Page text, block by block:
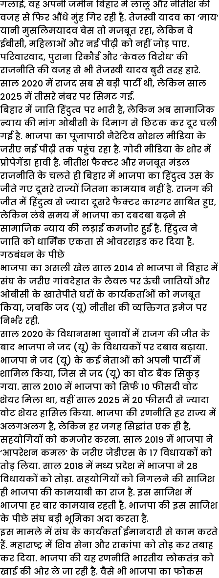
गलाई, वह अपनी जमीन बिहार में लालू और नीतीश की
वजह से फिर औंधे मुंह गिर रही है. तेजस्वी यादव का ‘माय’
यानी मुसलिमयादव बेस तो मजबूत रहा, लेकिन वे
ईबीसी, महिलाओं और नई पीढ़ी को नहीं जोड़ पाए.
परिवारवाद, पुराना रिकौर्ड और ‘केवल विरोध’ की
राजनीति की वजह से भी तेजस्वी यादव बुरी तरह हारे.
साल 2020 में राजद सब से बड़ी पार्टी थी, लेकिन साल
2025 में तीसरे नंबर पर सिमट गई.
बिहार में जाति हिंदुत्व पर भारी है, लेकिन अब सामाजिक
न्याय की मांग ओबीसी के दिमाग से छिटक कर दूर चली
गई है. भाजपा का पूजापाठी नैरेटिव सोशल मीडिया के
जरीए नई पीढ़ी तक पहुंच रहा है. गोदी मीडिया के शोर में
प्रोपेगेंडा हावी है. नीतीश फैक्टर और मजबूत मंडल
राजनीति के चलते ही बिहार में भाजपा का हिंदुत्व उस के
जीते गए दूसरे राज्यों जितना कामयाब नहीं है. राजग की
जीत में हिंदुत्व से ज्यादा दूसरे फैक्टर कारगर साबित हुए,
लेकिन लंबे समय में भाजपा का दबदबा बढ़ने से
सामाजिक न्याय की लड़ाई कमजोर हुई है. हिंदुत्व ने
जाति को धार्मिक एकता से ओवरराइड कर दिया है.
गठबंधन के पीछे
भाजपा का असली खेल साल 2014 से भाजपा ने बिहार में
संघ के जरीए गांवदेहात के लैवल पर ऊंची जातियों और
ओबीसी के खातेपीते घरों के कार्यकर्ताओं को मजबूत
किया, जबकि जद (यू) नीतीश की व्यक्तिगत इमेज पर
निर्भर रही.
साल 2020 के विधानसभा चुनावों में राजग की जीत के
बाद भाजपा ने जद (यू) के विधायकों पर दबाव बढ़ाया.
भाजपा ने जद (यू) के कई नेताओं को अपनी पार्टी में
शामिल किया, जिस से जद (यू) का वोट बैंक सिकुड़
गया. साल 2010 में भाजपा को सिर्फ 10 फीसदी वोट
शेयर मिला था, वहीं साल 2025 में 20 फीसदी से ज्यादा
वोट शेयर हासिल किया. भाजपा की रणनीति हर राज्य में
अलगअलग है, लेकिन हर जगह सिद्धांत एक ही है,
सहयोगियों को कमजोर करना. साल 2019 में भाजपा ने
‘आपरेशन कमल’ के जरीए जेडीएस के 17 विधायकों को
तोड़ लिया. साल 2018 में मध्य प्रदेश में भाजपा ने 28
विधायकों को तोड़ा. सहयोगियों को निगलने की साजिश
ही भाजपा की कामयाबी का राज है. इस साजिश में
भाजपा हर बार कामयाब रहती है. भाजपा की इस साजिश
के पीछे संघ बड़ी भूमिका अदा करता है.
इस मामले में संघ के कार्यकर्ता ईमानदारी से काम करते
हैं. महाराष्ट्र में शिव सेना और राकांपा को तोड़ कर तबाह
कर दिया. भाजपा की यह रणनीति भारतीय लोकतंत्र को
खाई की ओर ले जा रही है. वैसे भी भाजपा का फोकस